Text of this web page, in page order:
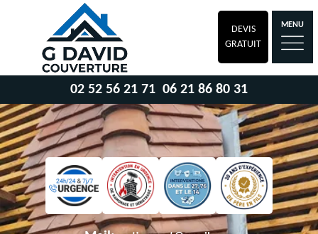
DEVIS
GRATUIT
MENU
02 52 56 21 71 06 21 86 80 31